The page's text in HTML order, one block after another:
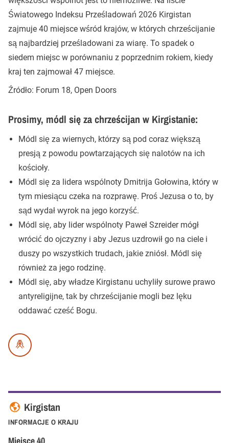
Światowego Indeksu Prześladowań 2026 Kirgistan
zajmuje 40 miejsce wśród krajów, w których chrześcijanie
są najbardziej prześladowani za wiarę. To spadek o
siedem miejsc w porównaniu z poprzednim rokiem, kiedy
kraj ten zajmował 47 miejsce.
Źródło: Forum 18, Open Doors
Prosimy, módl się za chrześcijan w Kirgistanie:
Módl się za wiernych, którzy są pod coraz większą
presją z powodu powtarzających się nalotów na ich
kościoły.
Módl się za lidera wspólnoty Dmitrija Gołowina, który w
tym miesiącu czeka na rozprawę. Proś Jezusa o to, by
sąd wydał wyrok na jego korzyść.
Módl się, aby lider wspólnoty Paweł Szreider mógł
wrócić do ojczyzny i aby Jezus uzdrowił go na ciele i
duszy po wszystkich trudach, jakie zniósł. Módl się
również za jego rodzinę.
Módl się, aby władze Kirgistanu uchyliły surowe prawo
antyreligijne, tak by chrześcijanie mogli bez lęku
oddawać cześć Bogu.
INFORMACJE O KRAJU
Kirgistan